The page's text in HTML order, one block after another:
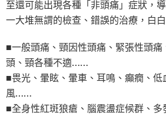
至還可能出現各種「非頭痛」症狀，
一大堆無謂的檢查、錯誤的治療，白白
■一般頭痛、頸因性頭痛、緊張性頭痛
頭、頸各種不適……
■畏光、暈眩、暈車、耳鳴、癲癇、低
風……
■全身性紅斑狼瘡、腦震盪症候群、